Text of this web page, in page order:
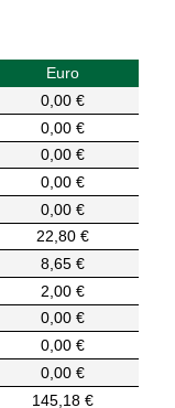
Euro
0,00 €
0,00 €
0,00 €
0,00 €
0,00 €
22,80 €
8,65 €
2,00 €
0,00 €
0,00 €
0,00 €
145,18 €